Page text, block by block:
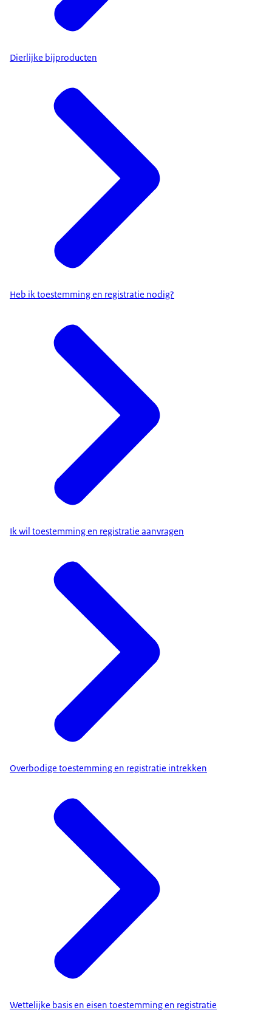
Dierlijke bijproducten
Heb ik toestemming en registratie nodig?
Ik wil toestemming en registratie aanvragen
Overbodige toestemming en registratie intrekken
Wettelijke basis en eisen toestemming en registratie